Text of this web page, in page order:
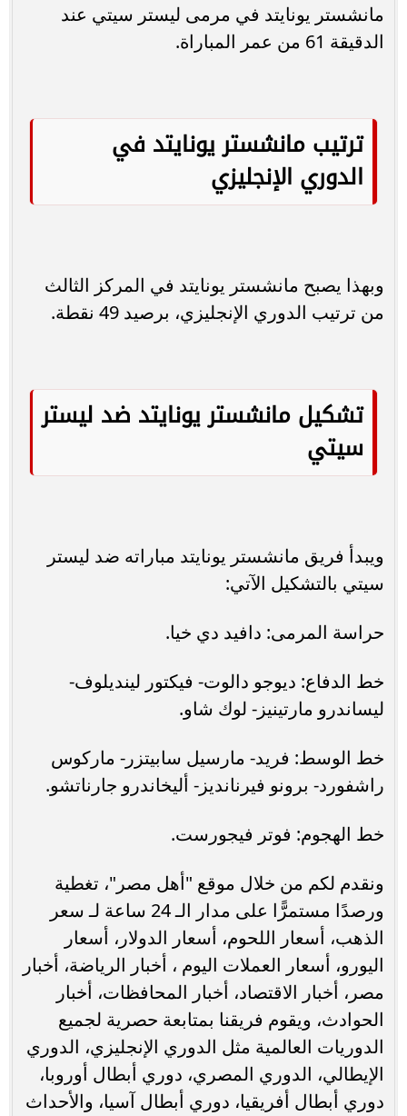
مانشستر يونايتد في مرمى ليستر سيتي عند
الدقيقة 61 من عمر المباراة.
ترتيب مانشستر يونايتد في
الدوري الإنجليزي
وبهذا يصبح مانشستر يونايتد في المركز الثالث
من ترتيب الدوري الإنجليزي، برصيد 49 نقطة.
تشكيل مانشستر يونايتد ضد ليستر
سيتي
ويبدأ فريق مانشستر يونايتد مباراته ضد ليستر
سيتي بالتشكيل الآتي:
حراسة المرمى: دافيد دي خيا.
خط الدفاع: ديوجو دالوت- فيكتور لينديلوف-
ليساندرو مارتينيز- لوك شاو.
خط الوسط: فريد- مارسيل سابيتزر- ماركوس
راشفورد- برونو فيرنانديز- أليخاندرو جارناتشو.
خط الهجوم: فوتر فيجورست.
ونقدم لكم من خلال موقع "أهل مصر"، تغطية
ورصدًا مستمرًّا على مدار الـ 24 ساعة لـ سعر
الذهب، أسعار اللحوم، أسعار الدولار، أسعار
اليورو، أسعار العملات اليوم ، أخبار الرياضة، أخبار
مصر، أخبار الاقتصاد، أخبار المحافظات، أخبار
الحوادث، ويقوم فريقنا بمتابعة حصرية لجميع
الدوريات العالمية مثل الدوري الإنجليزي، الدوري
الإيطالي، الدوري المصري، دوري أبطال أوروبا،
دوري أبطال أفريقيا، دوري أبطال آسيا، والأحداث